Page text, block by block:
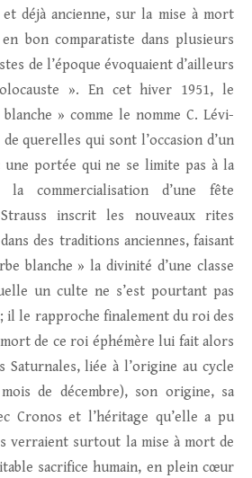
déjà ancienne, sur la mise à mort
bon comparatiste dans plusieurs
de l’époque évoquaient d’ailleurs
». En cet hiver 1951, le
» comme le nomme C. Lévi-
querelles qui sont l’occasion d’un
une portée qui ne se limite pas à la
commercialisation d’une fête
inscrit les nouveaux rites
des traditions anciennes, faisant
blanche » la divinité d’une classe
un culte ne s’est pourtant pas
le rapproche finalement du roi des
mort de ce roi éphémère lui fait alors
liée à l’origine au cycle
de décembre), son origine, sa
Cronos et l’héritage qu’elle a pu
verraient surtout la mise à mort de
sacrifice humain, en plein cœur